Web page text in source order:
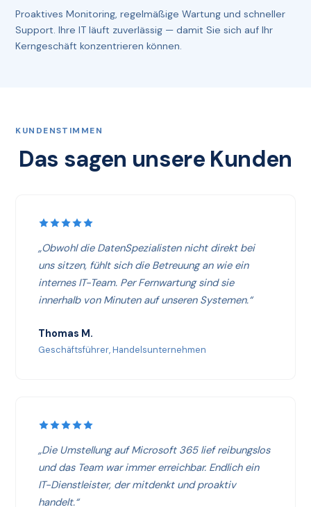
Proaktives Monitoring, regelmäßige Wartung und schneller
Support. Ihre IT läuft zuverlässig — damit Sie sich auf Ihr
Kerngeschäft konzentrieren können.
KUNDENSTIMMEN
Das sagen unsere Kunden
„Obwohl die DatenSpezialisten nicht direkt bei
uns sitzen, fühlt sich die Betreuung an wie ein
internes IT-Team. Per Fernwartung sind sie
innerhalb von Minuten auf unseren Systemen.“
Thomas M.
Geschäftsführer, Handelsunternehmen
„Die Umstellung auf Microsoft 365 lief reibungslos
und das Team war immer erreichbar. Endlich ein
IT-Dienstleister, der mitdenkt und proaktiv
handelt.“